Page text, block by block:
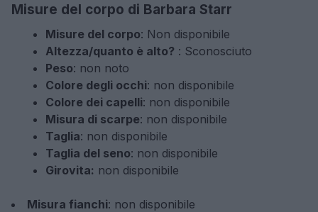
Misure del corpo di Barbara Starr
Misure del corpo: Non disponibile
Altezza/quanto è alto? : Sconosciuto
Peso: non noto
Colore degli occhi: non disponibile
Colore dei capelli: non disponibile
Misura di scarpe: non disponibile
Taglia: non disponibile
Taglia del seno: non disponibile
Girovita: non disponibile
Misura fianchi: non disponibile